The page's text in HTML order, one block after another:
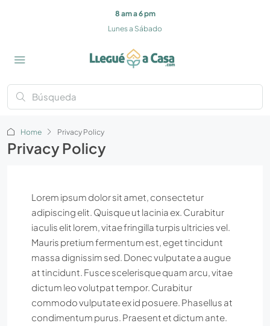
8 am a 6 pm
Lunes a Sábado
Home Privacy Policy
Privacy Policy
Lorem ipsum dolor sit amet, consectetur
adipiscing elit. Quisque ut lacinia ex. Curabitur
iaculis elit lorem, vitae fringilla turpis ultricies vel.
Mauris pretium fermentum est, eget tincidunt
massa dignissim sed. Donec vulputate a augue
at tincidunt. Fusce scelerisque quam arcu, vitae
dictum leo volutpat tempor. Curabitur
commodo vulputate ex id posuere. Phasellus at
condimentum purus. Praesent et dictum ante.